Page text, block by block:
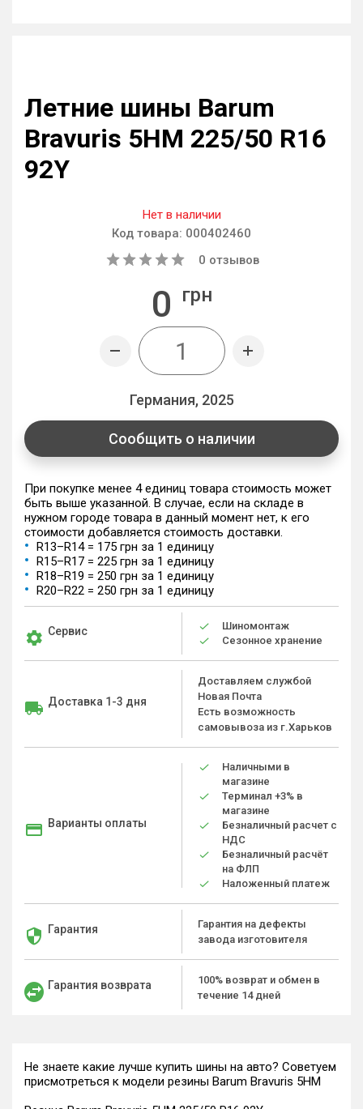
Летние шины Barum
Bravuris 5HM 225/50 R16
92Y
Нет в наличии
Код товара: 000402460
0 отзывов
0 грн
Германия, 2025
Сообщить о наличии
При покупке менее 4 единиц товара стоимость может
быть выше указанной. В случае, если на складе в
нужном городе товара в данный момент нет, к его
стоимости добавляется стоимость доставки.
R13–R14 = 175 грн за 1 единицу
R15–R17 = 225 грн за 1 единицу
R18–R19 = 250 грн за 1 единицу
R20–R22 = 250 грн за 1 единицу
Сервис
Шиномонтаж
Сезонное хранение
Доставка 1-3 дня
Доставляем службой
Новая Почта
Есть возможность
самовывоза из г.Харьков
Варианты оплаты
Наличными в
магазине
Терминал +3% в
магазине
Безналичный расчет с
НДС
Безналичный расчёт
на ФЛП
Наложенный платеж
Гарантия
Гарантия на дефекты
завода изготовителя
Гарантия возврата
100% возврат и обмен в
течение 14 дней
Не знаете какие лучше купить шины на авто? Советуем
присмотреться к модели резины Barum Bravuris 5HM